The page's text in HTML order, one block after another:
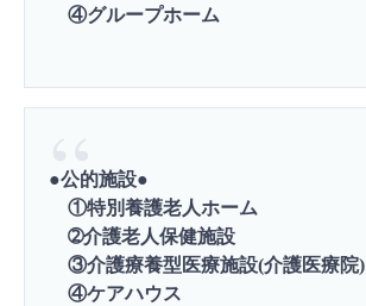
④グループホーム
●公的施設●
①特別養護老人ホーム
➁介護老人保健施設
③介護療養型医療施設(介護医療院)
④ケアハウス